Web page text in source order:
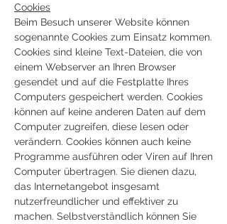
Cookies
Beim Besuch unserer Website können
sogenannte Cookies zum Einsatz kommen.
Cookies sind kleine Text-Dateien, die von
einem Webserver an Ihren Browser
gesendet und auf die Festplatte Ihres
Computers gespeichert werden. Cookies
können auf keine anderen Daten auf dem
Computer zugreifen, diese lesen oder
verändern. Cookies können auch keine
Programme ausführen oder Viren auf Ihren
Computer übertragen. Sie dienen dazu,
das Internetangebot insgesamt
nutzerfreundlicher und effektiver zu
machen. Selbstverständlich können Sie